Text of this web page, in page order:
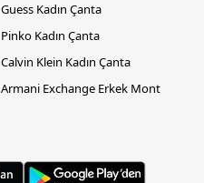
Guess Kadın Çanta
Pinko Kadın Çanta
Calvin Klein Kadın Çanta
Armani Exchange Erkek Mont